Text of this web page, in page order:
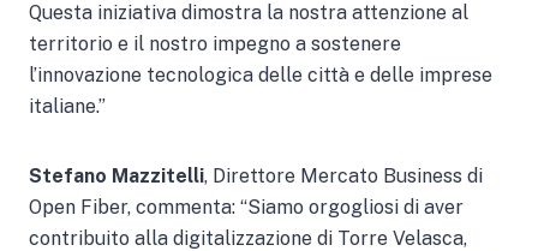
Questa iniziativa dimostra la nostra attenzione al
territorio e il nostro impegno a sostenere
l’innovazione tecnologica delle città e delle imprese
italiane.”
Stefano Mazzitelli, Direttore Mercato Business di
Open Fiber, commenta: “Siamo orgogliosi di aver
contribuito alla digitalizzazione di Torre Velasca,